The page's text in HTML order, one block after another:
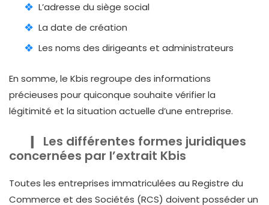
L’adresse du siège social
La date de création
Les noms des dirigeants et administrateurs
En somme, le Kbis regroupe des informations
précieuses pour quiconque souhaite vérifier la
légitimité et la situation actuelle d’une entreprise.
Les différentes formes juridiques
concernées par l’extrait Kbis
Toutes les entreprises immatriculées au Registre du
Commerce et des Sociétés (RCS) doivent posséder un